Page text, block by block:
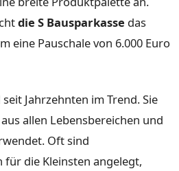
die S Bausparkasse das
eine Pauschale von 6.000 Euro
Jahrzehnten im Trend. Sie
allen Lebensbereichen und
Oft sind
die Kleinsten angelegt,